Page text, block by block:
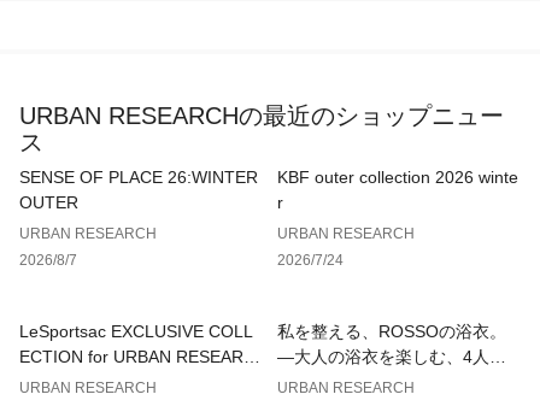
【シリーズアイテム】
AA26130-1043003 ダブルタックワイドパンツ
※この商品は素材の性質上、摩擦(特に湿った状態での摩擦)に
※その他お取り扱いに関しましては、商品に付属のアテンショ
URBAN RESEARCHの最近のショップニュー
ス
SENSE OF PLACE 26:WINTER
OUTER
URBAN RESEARCH
2026/8/7
KBF outer collection 2026 winte
r
URBAN RESEARCH
2026/7/24
LeSportsac EXCLUSIVE COLL
ECTION for URBAN RESEARC
H
URBAN RESEARCH
私を整える、ROSSOの浴衣。
—大人の浴衣を楽しむ、4人のT
IPS—
URBAN RESEARCH